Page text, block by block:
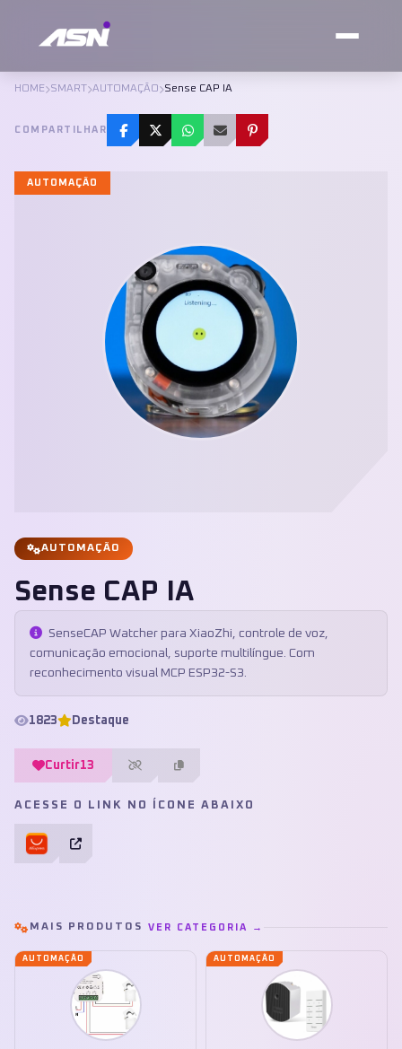
HOME SMART AUTOMAÇÃO Sense CAP IA
COMPARTILHAR
AUTOMAÇÃO
AUTOMAÇÃO
Sense CAP IA
SenseCAP Watcher para XiaoZhi, controle de voz,
comunicação emocional, suporte multilíngue. Com
reconhecimento visual MCP ESP32-S3.
1823 Destaque
Curtir13
ACESSE O LINK NO ÍCONE ABAIXO
MAIS PRODUTOS VER CATEGORIA →
AUTOMAÇÃO AUTOMAÇÃO